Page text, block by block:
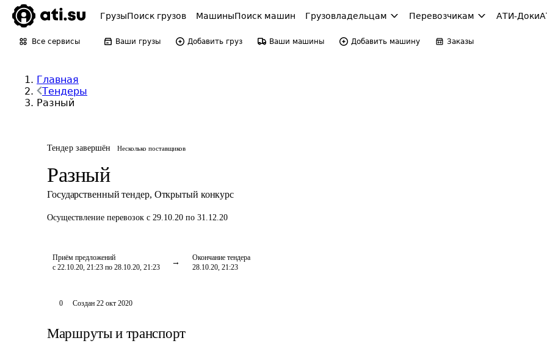
ГрузыПоиск грузов МашиныПоиск машин Грузовладельцам Перевозчикам АТИ-Доки
Все сервисы Ваши грузы Добавить груз Ваши машины Добавить машину Заказы
Главная
Тендеры
Разный
Тендер завершён Несколько поставщиков
Разный
Государственный тендер, Открытый конкурс
Осуществление перевозок с 29.10.20 по 31.12.20
Приём предложений
с 22.10.20, 21:23 по 28.10.20, 21:23
Окончание тендера
28.10.20, 21:23
0 Создан 22 окт 2020
Маршруты и транспорт